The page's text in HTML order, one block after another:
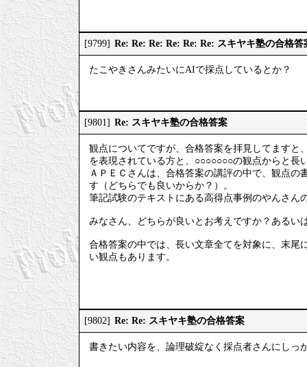
[9799] Re: Re: Re: Re: Re: Re: スキヤキ塾の合格答
たこやきさんみたいにAIで採点しているとか？
[9801] Re: スキヤキ塾の合格答案
観点についてですが、合格答案を拝見してますと
を表現されている方と、○○○○○○○の観点からと長
ＡＰＥＣさんは、合格答案の講評の中で、観点
す（どちらでも良いからか？）。
筆記試験のテキストにある高得点事例のやんさん
みなさん、どちらが良いとお考えですか？あるい
合格答案の中では、長い文章全てを対象に、末尾
い観点もあります。
[9802] Re: Re: スキヤキ塾の合格答案
書きたい内容を、論理破綻なく採点者さんにしっ